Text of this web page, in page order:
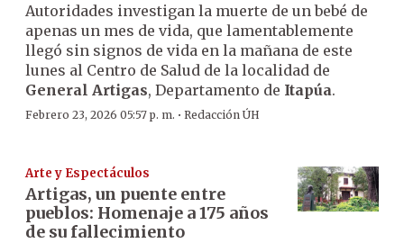
Autoridades investigan la muerte de un bebé de
apenas un mes de vida, que lamentablemente
llegó sin signos de vida en la mañana de este
lunes al Centro de Salud de la localidad de
General Artigas, Departamento de Itapúa.
Febrero 23, 2026 05:57 p. m. · Redacción ÚH
Arte y Espectáculos
Artigas, un puente entre
pueblos: Homenaje a 175 años
de su fallecimiento